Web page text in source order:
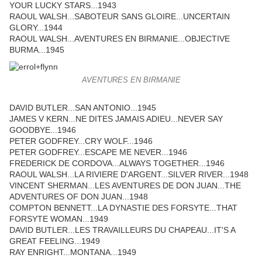
YOUR LUCKY STARS...1943
RAOUL WALSH...SABOTEUR SANS GLOIRE...UNCERTAIN
GLORY...1944
RAOUL WALSH...AVENTURES EN BIRMANIE...OBJECTIVE
BURMA...1945
AVENTURES EN BIRMANIE
DAVID BUTLER...SAN ANTONIO...1945
JAMES V KERN...NE DITES JAMAIS ADIEU...NEVER SAY
GOODBYE...1946
PETER GODFREY...CRY WOLF...1946
PETER GODFREY...ESCAPE ME NEVER...1946
FREDERICK DE CORDOVA...ALWAYS TOGETHER...1946
RAOUL WALSH...LA RIVIERE D'ARGENT...SILVER RIVER...1948
VINCENT SHERMAN...LES AVENTURES DE DON JUAN...THE
ADVENTURES OF DON JUAN...1948
COMPTON BENNETT...LA DYNASTIE DES FORSYTE...THAT
FORSYTE WOMAN...1949
DAVID BUTLER...LES TRAVAILLEURS DU CHAPEAU...IT'S A
GREAT FEELING...1949
RAY ENRIGHT...MONTANA...1949